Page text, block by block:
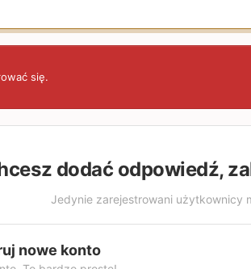
się.
dodać odpowiedź,
Jedynie zarejestrowani użytkownicy
nowe konto